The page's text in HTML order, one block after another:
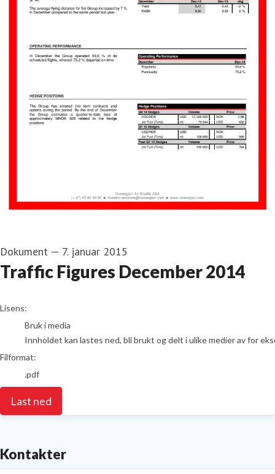
Dokument — 7. januar 2015
Traffic Figures December 2014
go to media item
Lisens:
Bruk i media
Innholdet kan lastes ned, bli brukt og delt i ulike medier av for
Filformat:
.pdf
Last ned
Kontakter